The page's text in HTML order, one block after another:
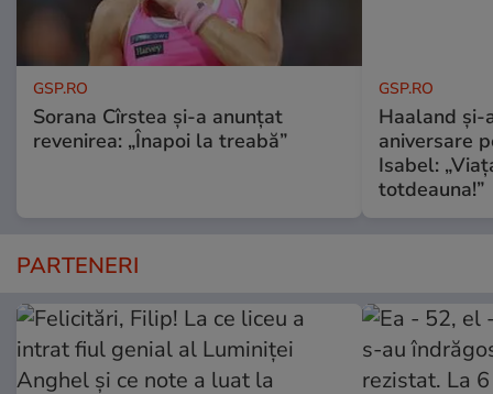
GSP.RO
Sorana Cîrstea și-a anunțat
revenirea: „Înapoi la treabă”
GSP.RO
Haaland
aniversare
Isabel:
totdeauna!”
PARTENERI